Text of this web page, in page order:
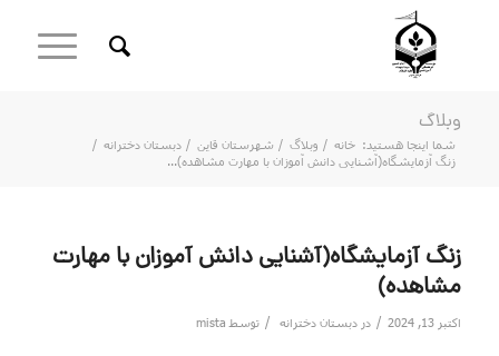
وبلاگ
شما اینجا هستید: خانه / وبلاگ / شهرستان قاین / دبستان دخترانه /
زنگ آزمایشگاه(آشنایی دانش آموزان با مهارت مشاهده)...
زنگ آزمایشگاه(آشنایی دانش آموزان با مهارت
مشاهده)
اکتبر 13, 2024 / در دبستان دخترانه / توسط mista